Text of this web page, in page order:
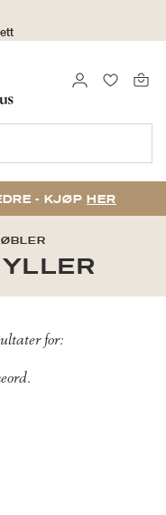
LOGG INN
- KJØP HER
for: